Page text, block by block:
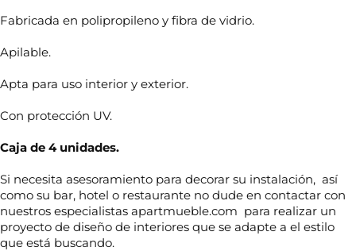
Fabricada en polipropileno y fibra de vidrio.
Apilable.
Apta para uso interior y exterior.
Con protección UV.
Caja de 4 unidades.
Si necesita asesoramiento para decorar su instalación, así
como su bar, hotel o restaurante no dude en contactar con
nuestros especialistas apartmueble.com para realizar un
proyecto de diseño de interiores que se adapte a el estilo
que está buscando.